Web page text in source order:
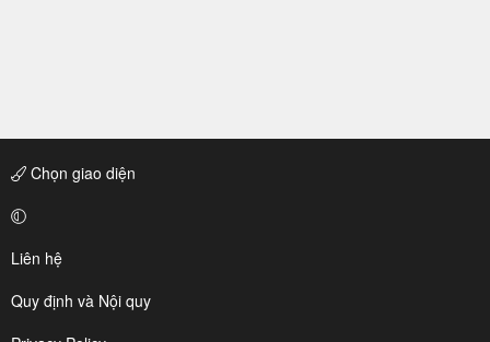
Chọn giao diện
Liên hệ
Quy định và Nội quy